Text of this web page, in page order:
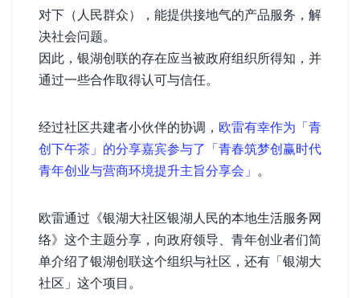
对下（人民群众），能提供接地气的产品/服务，解
决社会问题。
因此，银湖创联的存在应当被政府组织所得知，并
通过一些合作取得认可与信任。
经过社区共建者小伙伴的协调， 欧雷有幸作为「青
创下午茶」的分享嘉宾参与了「青春筑梦·创赢时代
青年创业与营商环境提升主旨分享会」 。
欧雷通过《银湖大社区——银湖人民的本地生活服务网
络》这个主题分享，向政府领导、青年创业者们简
单介绍了银湖创联这个组织与社区，还有「银湖大
社区」这个项目。